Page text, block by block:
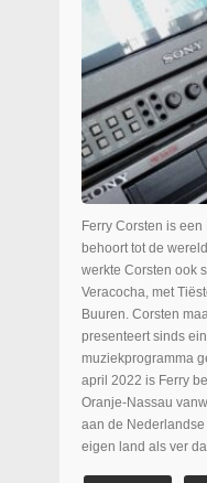
Ferry Corsten is
behoort tot de
werkte Corsten ook
Veracocha, met
Buuren. Corsten
presenteert sinds
muziekprogramma
april 2022 is Ferry
Oranje-Nassau
aan de
eigen land als ver